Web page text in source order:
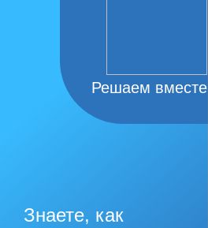
Решаем вместе
Знаете, как